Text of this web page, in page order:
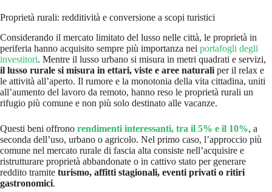
Proprietà rurali: redditività e conversione a scopi turistici
Considerando il mercato limitato del lusso nelle città, le proprietà in
periferia hanno acquisito sempre più importanza nei portafogli degli
investitori. Mentre il lusso urbano si misura in metri quadrati e servizi,
il lusso rurale si misura in ettari, viste e aree naturali per il relax e
le attività all’aperto. Il rumore e la monotonia della vita cittadina, uniti
all’aumento del lavoro da remoto, hanno reso le proprietà rurali un
rifugio più comune e non più solo destinato alle vacanze.
Questi beni offrono rendimenti interessanti, tra il 5% e il 10%, a
seconda dell’uso, urbano o agricolo. Nel primo caso, l’approccio più
comune nel mercato rurale di fascia alta consiste nell’acquisire e
ristrutturare proprietà abbandonate o in cattivo stato per generare
reddito tramite turismo, affitti stagionali, eventi privati o ritiri
gastronomici.